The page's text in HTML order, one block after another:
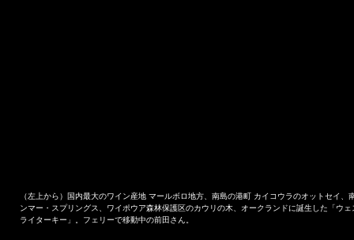
（左上から）国内最大のワイン産地 マールボロ地方、南島の港町 カイコウラのオットセイ、
ンマー・スプリングス、ワイポウア森林保護区のカウリの木、オークランドに誕生した「ウ
ライターキー」。フェリーで移動中の前田さん。